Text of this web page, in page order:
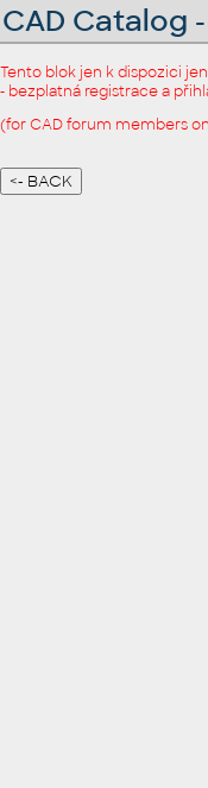
CAD Catalog
Tento blok jen k dispozici
- bezplatná registrace a
(for CAD forum members